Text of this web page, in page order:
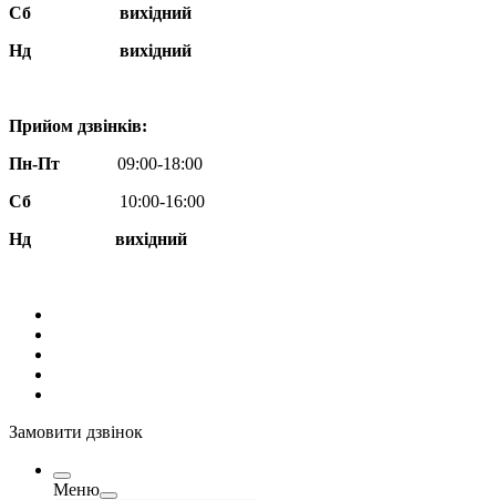
Сб
вихідний
Нд
вихідний
Прийом дзвінків:
Пн-Пт
09:00-18:00
Сб
10:00-16:00
Нд вихідний
Замовити дзвінок
Меню